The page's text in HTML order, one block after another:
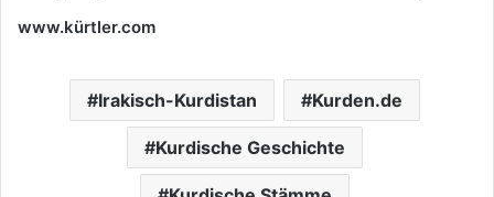
www.kürtler.com
Irakisch-Kurdistan Kurden.de
Kurdische Geschichte